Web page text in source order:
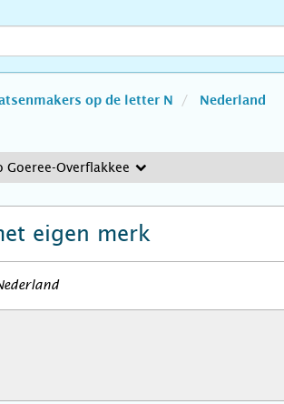
op de letter N
Nederland
Goeree-Overflakkee
eigen merk